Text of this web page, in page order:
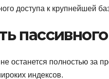
доступа к крупнейшей
останется полностью за
индексов.